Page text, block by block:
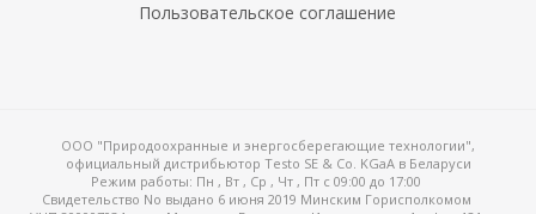
Пользовательское соглашение
ООО "Природоохранные и энергосберегающие технологии",
официальный дистрибьютор Testo SE & Co. KGaA в Беларуси
Режим работы: Пн , Вт , Ср , Чт , Пт c 09:00 до 17:00
Свидетельство No выдано 6 июня 2019 Минским Горисполкомом